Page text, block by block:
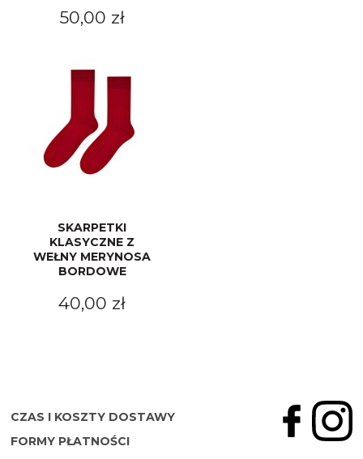
50,00 zł
SKARPETKI
KLASYCZNE Z
WEŁNY MERYNOSA
BORDOWE
40,00 zł
CZAS I KOSZTY DOSTAWY
FORMY PŁATNOŚCI